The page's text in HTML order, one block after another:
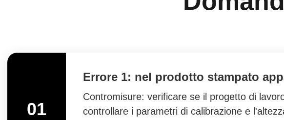
01
Errore 1: nel prodotto stampato
Contromisure: verificare se il progetto di
controllare i parametri di calibrazione e